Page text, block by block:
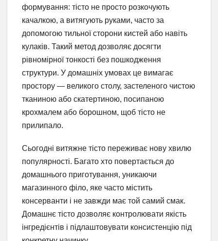
формування: тісто не просто розкочують
качалкою, а витягують руками, часто за
допомогою тильної сторони кистей або навіть
кулаків. Такий метод дозволяє досягти
рівномірної тонкості без пошкодження
структури. У домашніх умовах це вимагає
простору — великого столу, застеленого чистою
тканиною або скатертиною, посипаною
крохмалем або борошном, щоб тісто не
прилипало.
Сьогодні витяжне тісто переживає нову хвилю
популярності. Багато хто повертається до
домашнього приготування, уникаючи
магазинного філо, яке часто містить
консерванти і не завжди має той самий смак.
Домашнє тісто дозволяє контролювати якість
інгредієнтів і підлаштовувати консистенцію під